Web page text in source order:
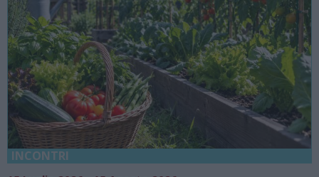
18 Luglio 2026 - 15 Agosto 2026